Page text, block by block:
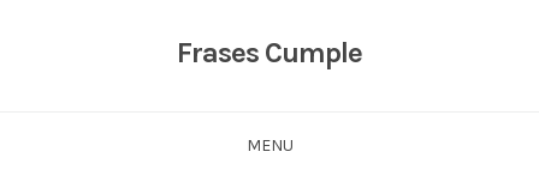
Frases Cumple
MENU